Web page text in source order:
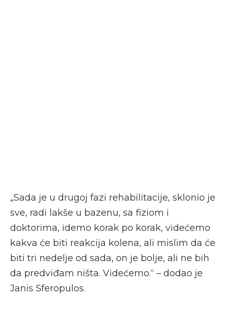
„Sada je u drugoj fazi rehabilitacije, sklonio je
sve, radi lakše u bazenu, sa fiziom i
doktorima, idemo korak po korak, videćemo
kakva će biti reakcija kolena, ali mislim da će
biti tri nedelje od sada, on je bolje, ali ne bih
da predviđam ništa. Videćemo.“ – dodao je
Janis Sferopulos.